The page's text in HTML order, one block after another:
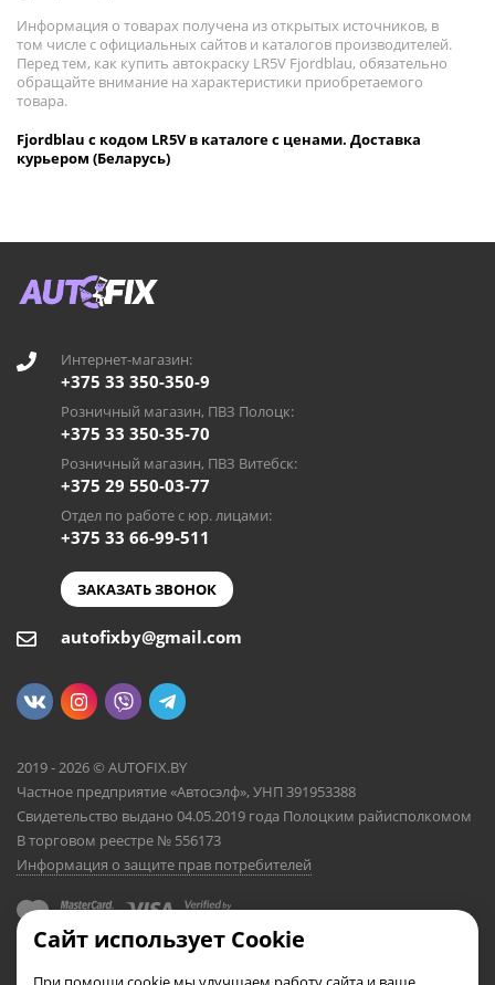
Информация о товарах получена из открытых источников, в
том числе с официальных сайтов и каталогов производителей.
Перед тем, как купить автокраску LR5V Fjordblau, обязательно
обращайте внимание на характеристики приобретаемого
товара.
Fjordblau с кодом LR5V в каталоге с ценами. Доставка
курьером (Беларусь)
Интернет-магазин:
+375 33 350-350-9
Розничный магазин, ПВЗ Полоцк:
+375 33 350-35-70
Розничный магазин, ПВЗ Витебск:
+375 29 550-03-77
Отдел по работе с юр. лицами:
+375 33 66-99-511
ЗАКАЗАТЬ ЗВОНОК
autofixby@gmail.com
2019 - 2026 © AUTOFIX.BY
Частное предприятие «Автосэлф», УНП 391953388
Свидетельство выдано 04.05.2019 года Полоцким райисполкомом
В торговом реестре № 556173
Информация о защите прав потребителей
Сайт использует Cookie